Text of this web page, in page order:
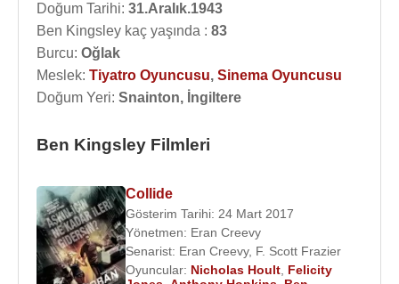
Doğum Tarihi: 31.Aralık.1943
Ben Kingsley kaç yaşında : 83
Burcu: Oğlak
Meslek: Tiyatro Oyuncusu, Sinema Oyuncusu
Doğum Yeri: Snainton, İngiltere
Ben Kingsley Filmleri
Collide
Gösterim Tarihi: 24 Mart 2017
Yönetmen: Eran Creevy
Senarist: Eran Creevy, F. Scott Frazier
Oyuncular: Nicholas Hoult Felicity